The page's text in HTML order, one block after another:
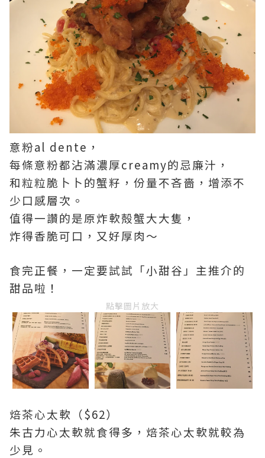
意粉al dente，
每條意粉都沾滿濃厚creamy的忌廉汁，
和粒粒脆卜卜的蟹籽，份量不吝嗇，增添不
少口感層次。
值得一讚的是原炸軟殻蟹大大隻，
炸得香脆可口，又好厚肉～
食完正餐，一定要試試「小甜谷」主推介的
甜品啦！
點擊圖片放大
焙茶心太軟（$62）
朱古力心太軟就食得多，焙茶心太軟就較為
少見。